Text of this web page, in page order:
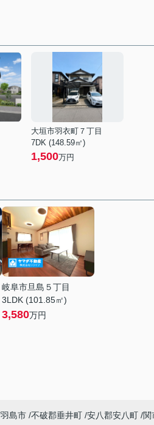
大垣市羽衣町７丁目
7DK (148.59㎡)
1,500万円
岐阜市旦島５丁目
3LDK (101.85㎡)
3,580万円
羽島市 不破郡垂井町 安八郡安八町 関